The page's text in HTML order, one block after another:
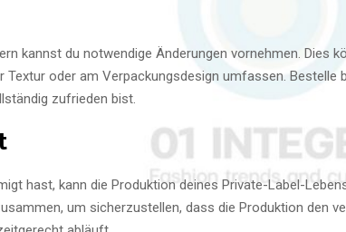
kannst du notwendige Änderungen vornehmen. Dies
Textur oder am Verpackungsdesign umfassen. Bestelle
zufrieden bist.
hast, kann die Produktion deines Private-Label-
um sicherzustellen, dass die Produktion den